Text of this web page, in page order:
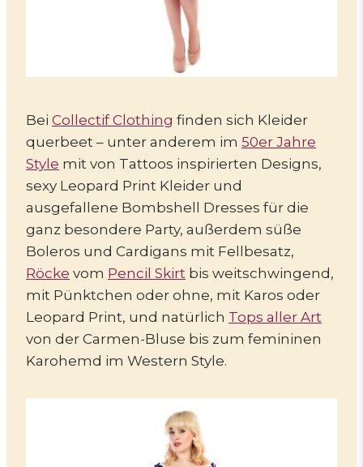
Bei Collectif Clothing finden sich Kleider
querbeet – unter anderem im 50er Jahre
Style mit von Tattoos inspirierten Designs,
sexy Leopard Print Kleider und
ausgefallene Bombshell Dresses für die
ganz besondere Party, außerdem süße
Boleros und Cardigans mit Fellbesatz,
Röcke vom Pencil Skirt bis weitschwingend,
mit Pünktchen oder ohne, mit Karos oder
Leopard Print, und natürlich Tops aller Art
von der Carmen-Bluse bis zum femininen
Karohemd im Western Style.